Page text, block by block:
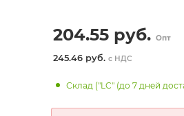
204.55руб. Опт
245.46 руб. с НДС
Склад ("LC" (до 7 дней